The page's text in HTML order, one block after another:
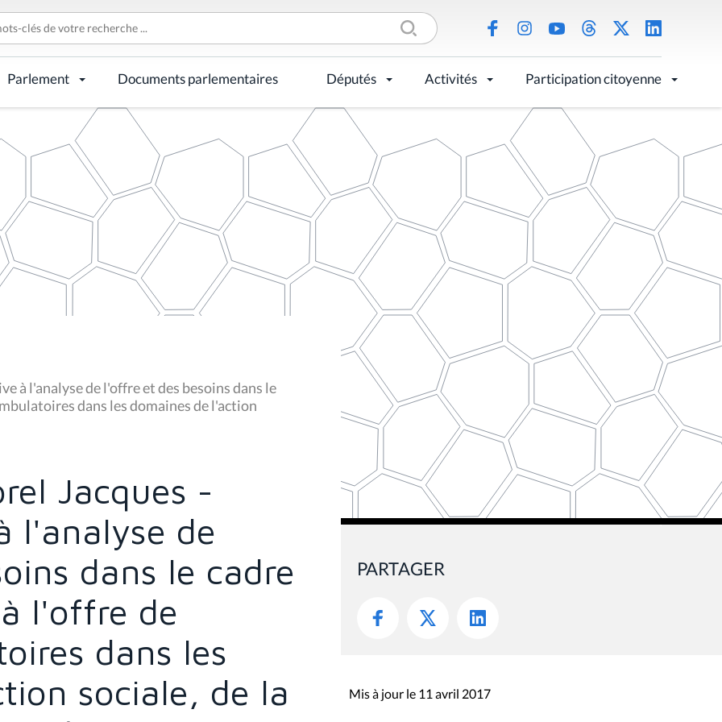
Parlement Documents parlementaires Députés Activités Participation citoyenne
à l'analyse de l'offre et des besoins dans le
dans les domaines de l'action
Jacques -
l'analyse de
dans le cadre
l'offre de
dans les
sociale, de la
PARTAGER
Mis à jour le 11 avril 2017